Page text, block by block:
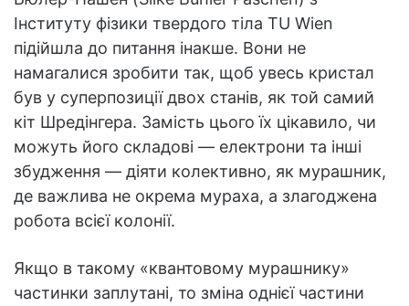
Інституту фізики твердого тіла TU Wien
підійшла до питання інакше. Вони не
намагалися зробити так, щоб увесь кристал
був у суперпозиції двох станів, як той самий
кіт Шредінгера. Замість цього їх цікавило, чи
можуть його складові — електрони та інші
збудження — діяти колективно, як мурашник,
де важлива не окрема мураха, а злагоджена
робота всієї колонії.
Якщо в такому «квантовому мурашнику»
частинки заплутані, то зміна однієї частини